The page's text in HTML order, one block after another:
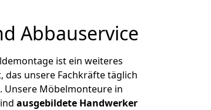
Abbauservice
ist ein weiteres
das unsere Fachkräfte täglich
Unsere Möbelmonteure in
ausgebildete Handwerker